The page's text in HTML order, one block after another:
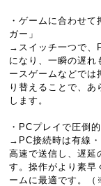
・ゲームに合わせ
ガー」
→スイッチ一つで、
になり、一瞬の遅れ
ースゲームなどでは
り替えることで、
します。
・PCプレイで圧倒
→PC接続時は有線
高速で送信し、遅延
す。操作がより素早
ームに最適です。